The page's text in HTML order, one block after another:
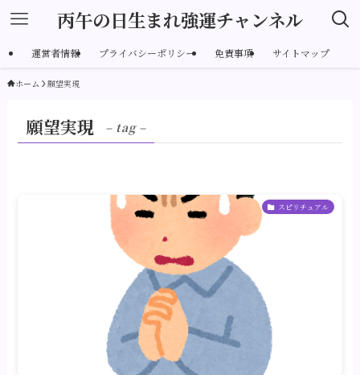
丙午の日生まれ強運チャンネル
運営者情報 プライバシーポリシー 免責事項 サイトマップ
ホーム 願望実現
願望実現 – tag –
スピリチュアル